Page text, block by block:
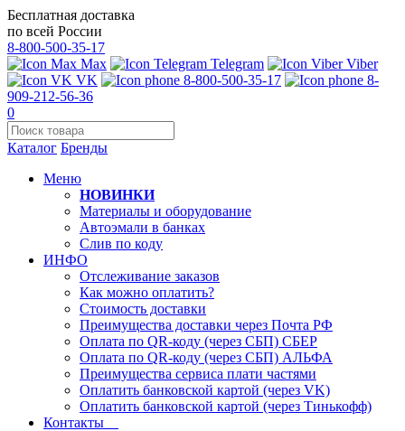
Бесплатная доставка
по всей России
8-800-500-35-17
Max
Telegram
Viber
VK
8-800-500-35-17
8-
909-212-56-36
0
Каталог Бренды
Меню
НОВИНКИ
Материалы и оборудование
Автоэмали в банках
Слив по коду
ИНФО
Отслеживание заказов
Как можно оплатить?
Стоимость доставки
Преимущества доставки через Почта РФ
Оплата по QR-коду (через СБП) СБЕР
Оплата по QR-коду (через СБП) АЛЬФА
Преимущества сервиса плати частями
Оплатить банковской картой (через VK)
Оплатить банковской картой (через Тинькофф)
Контакты